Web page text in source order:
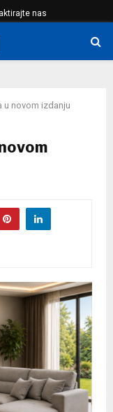
nas
u novom izdanju